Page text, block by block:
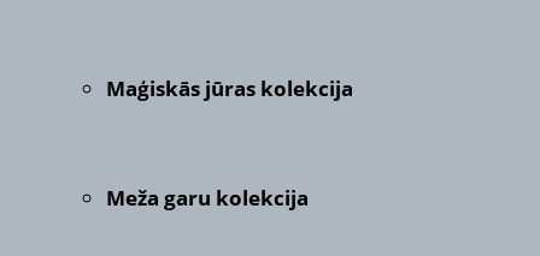
Maģiskās jūras kolekcija
Meža garu kolekcija